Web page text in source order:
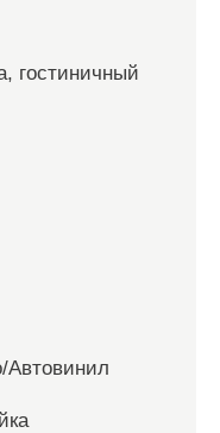
гостиничный
Автовинил